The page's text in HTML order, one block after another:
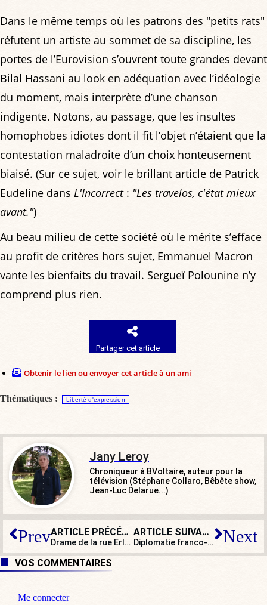
Dans le même temps où les patrons des "petits rats"
réfutent un artiste au sommet de sa discipline, les
portes de l’Eurovision s’ouvrent toute grandes devant
Bilal Hassani au look en adéquation avec l’idéologie
du moment, mais interprète d’une chanson
indigente. Notons, au passage, que les insultes
homophobes idiotes dont il fit l’objet n’étaient que la
contestation maladroite d’un choix honteusement
biaisé. (Sur ce sujet, voir le brillant article de Patrick
Eudeline dans L'Incorrect: "Les travelos, c'état mieux
avant.")
Au beau milieu de cette société où le mérite s’efface
au profit de critères hors sujet, Emmanuel Macron
vante les bienfaits du travail. Sergueï Polounine n’y
comprend plus rien.
Partager cet article
Obtenir le lien ou envoyer cet article à un ami
Thématiques : Liberté d'expression
Jany Leroy
Chroniqueur à BVoltaire, auteur pour la
télévision (Stéphane Collaro, Bêbête show,
Jean-Luc Delarue...)
Prev ARTICLE PRÉCÉDENT
Drame de la rue Erlanger : c’est toute la psychiatrie qui est malade !
ARTICLE SUIVANT
Diplomatie franco-allemande : soumission Next
VOS COMMENTAIRES
Me connecter